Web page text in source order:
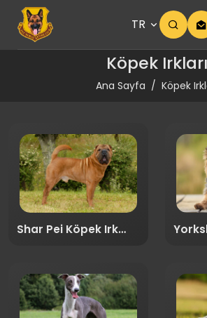
TR
Köpek Irkları
Ana Sayfa Köpek
Shar Pei Köpek Irk